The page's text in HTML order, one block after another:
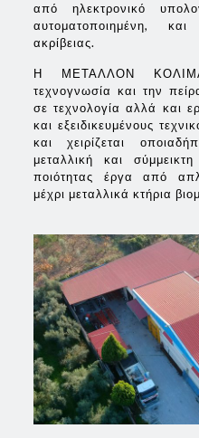
από ηλεκτρονικό
αυτοματοποιημένη,
ακρίβειας.
Η ΜΕΤΑΛΛΟΝ
τεχνογνωσία και την
σε τεχνολογία αλλά και
και εξειδικευμένους
και χειρίζεται
μεταλλική και
ποιότητας έργα από
μέχρι μεταλλικά κτήρια